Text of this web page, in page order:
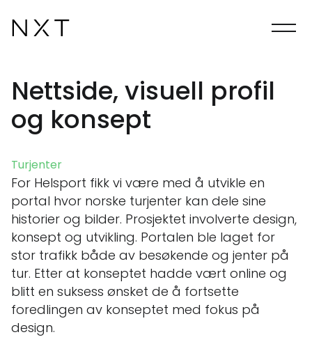
Nettside, visuell profil
og konsept
Turjenter
For Helsport fikk vi være med å utvikle en
portal hvor norske turjenter kan dele sine
historier og bilder. Prosjektet involverte design,
konsept og utvikling. Portalen ble laget for
stor trafikk både av besøkende og jenter på
tur. Etter at konseptet hadde vært online og
blitt en suksess ønsket de å fortsette
foredlingen av konseptet med fokus på
design.